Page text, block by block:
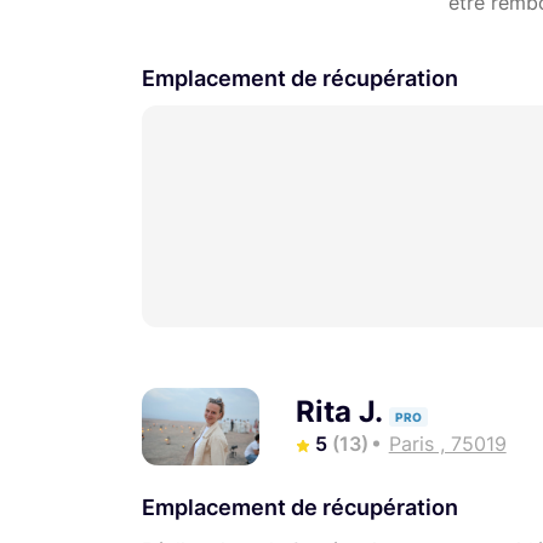
Emplacement de récupération
Rita J. PRO
5 (13) Paris , 75019
Emplacement de récupération